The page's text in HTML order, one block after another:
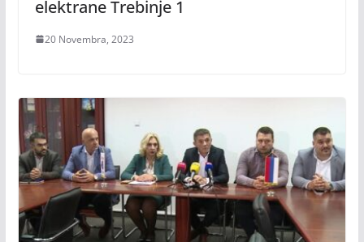
elektrane Trebinje 1
20 Novembra, 2023